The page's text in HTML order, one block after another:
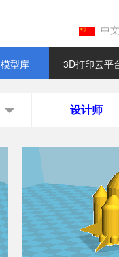
中文
模型库 3D打印云平
设计师